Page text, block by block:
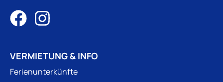
VERMIETUNG & INFO
Ferienunterkünfte